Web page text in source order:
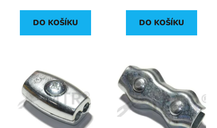
DO KOŠÍKU DO KOŠÍKU